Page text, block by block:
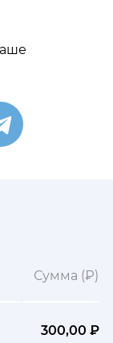
Сумма (₽)
300,00 ₽